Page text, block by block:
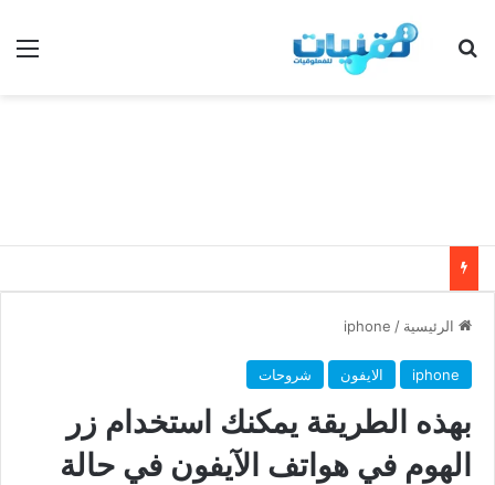
بحث عن
الرئيسية /
iphone
iphone الايفون شروحات
بهذه الطريقة يمكنك استخدام زر
الهوم في هواتف الآيفون في حالة